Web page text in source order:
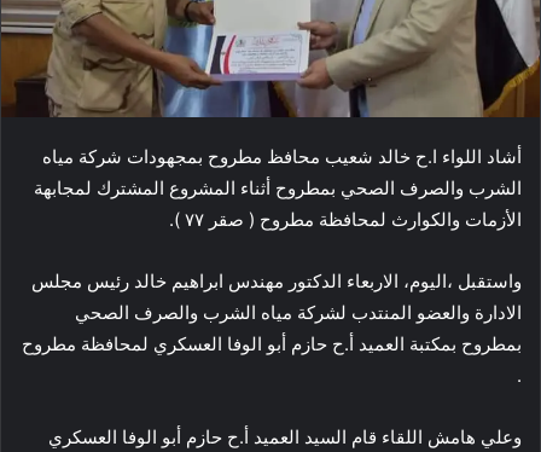
أشاد اللواء ا.ح خالد شعيب محافظ مطروح بمجهودات شركة مياه
الشرب والصرف الصحي بمطروح أثناء المشروع المشترك لمجابهة
الأزمات والكوارث لمحافظة مطروح ( صقر ٧٧ ).
واستقبل ،اليوم، الاربعاء الدكتور مهندس ابراهيم خالد رئيس مجلس
الادارة والعضو المنتدب لشركة مياه الشرب والصرف الصحي
بمطروح بمكتبة العميد أ.ح حازم أبو الوفا العسكري لمحافظة مطروح
.
وعلي هامش اللقاء قام السيد العميد أ.ح حازم أبو الوفا العسكري